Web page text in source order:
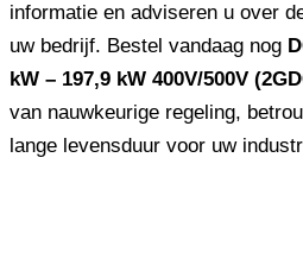
informatie en adviseren u over
uw bedrijf. Bestel vandaag nog
kW – 197,9 kW 400V/500V
van nauwkeurige regeling,
lange levensduur voor uw